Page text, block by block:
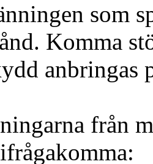
som
Komma
anbringas
från